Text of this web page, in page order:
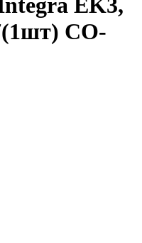
EK3,
CO-